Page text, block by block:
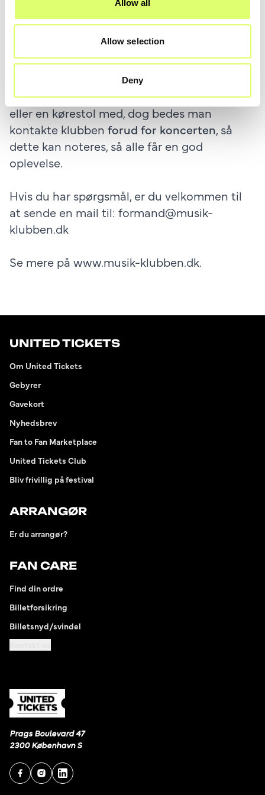
Allow all
Allow selection
Deny
salen under ståkoncerter. Dette gælder også
for medbragte stole og klapstole.
Tilgængelighed og særlige behov
Gæster med nedsat mobilitet eller særlige
behov, er velkommen til at tage en rollator
eller en kørestol med, dog bedes man
kontakte klubben forud for koncerten, så
dette kan noteres, så alle får en god
oplevelse.
Hvis du har spørgsmål, er du velkommen til
at sende en mail til: formand@musik-
klubben.dk
Se mere på www.musik-klubben.dk.
Prags Boulevard 47
2300 København S
UNITED TICKETS
Om United Tickets
Gebyrer
Gavekort
Nyhedsbrev
Fan to Fan Marketplace
United Tickets Club
Bliv frivillig på festival
ARRANGØR
Er du arrangør?
FAN CARE
Find din ordre
Billetforsikring
Billetsnyd/svindel